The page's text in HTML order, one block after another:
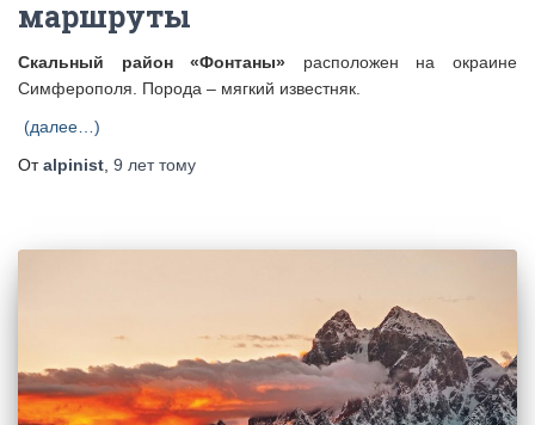
маршруты
Скальный район «Фонтаны» расположен на окраине
Симферополя. Порода – мягкий известняк.
(далее…)
Отalpinist 9 леттому